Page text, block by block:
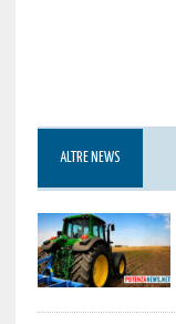
ALTRE NEWS